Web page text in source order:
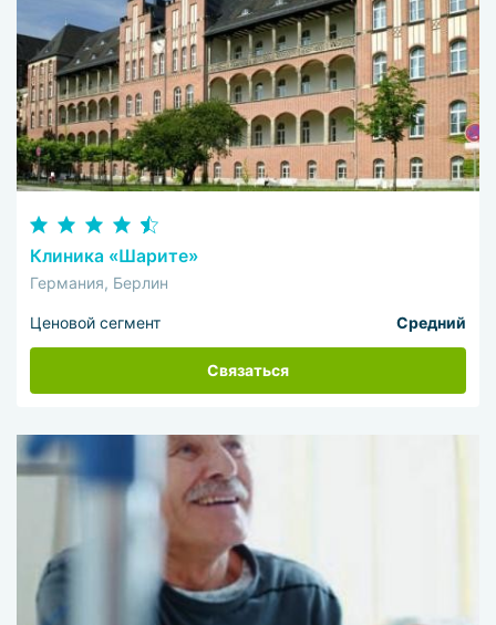
Клиника «Шарите»
Германия, Берлин
Ценовой сегмент Средний
Связаться